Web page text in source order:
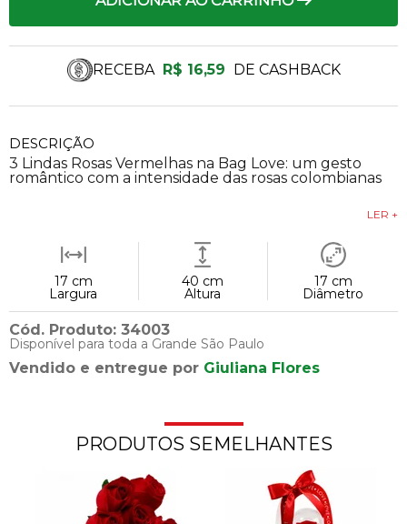
DESCRIÇÃO
3 Lindas Rosas Vermelhas na Bag Love: um gesto
romântico com a intensidade das rosas colombianas
LER +
17 cm
Largura
40 cm
Altura
17 cm
Diâmetro
Cód. Produto: 34003
Disponível para toda a Grande São Paulo
Vendido e entregue por Giuliana Flores
RECEBA R$ 16,59 DE CASHBACK
PRODUTOS SEMELHANTES